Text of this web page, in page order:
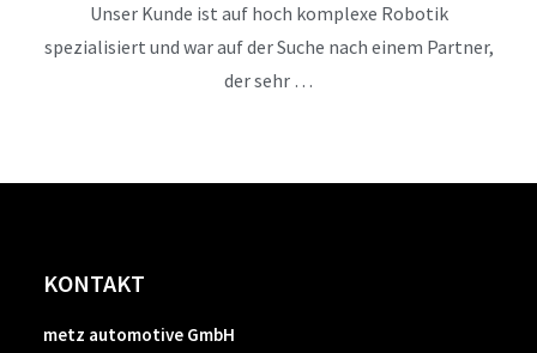
Unser Kunde ist auf hoch komplexe Robotik
spezialisiert und war auf der Suche nach einem Partner,
der sehr …
KONTAKT
metz automotive GmbH